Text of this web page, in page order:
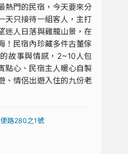
熱門的民宿，今天要來分
天只接待一組客人，主打
迷人日落與雞籠山景，在
！民宿內珍藏多件古董傢
故事與情感，2~10人包
點心、民宿主人暖心自製
、情侶出遊入住的九份老
路280之1號